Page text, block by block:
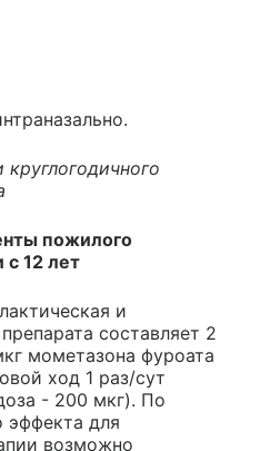
пожилого
с 12 лет
и
составляет 2
мометазона фуроата
ход 1 раз/сут
- 200 мкг). По
эффекта для
возможно